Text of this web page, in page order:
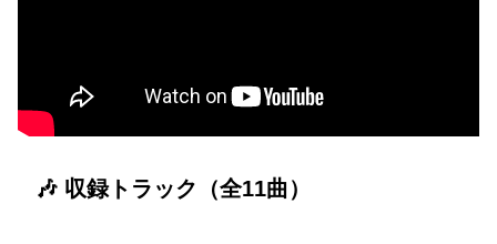
🎶 収録トラック（全11曲）